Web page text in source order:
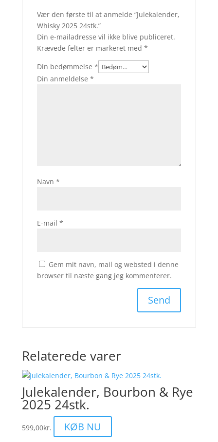
Vær den første til at anmelde “Julekalender,
Whisky 2025 24stk.”
Din e-mailadresse vil ikke blive publiceret.
Krævede felter er markeret med *
Din bedømmelse *
Din anmeldelse *
Navn *
E-mail *
Gem mit navn, mail og websted i denne
browser til næste gang jeg kommenterer.
Relaterede varer
Julekalender, Bourbon & Rye
2025 24stk.
599,00kr. KØB NU